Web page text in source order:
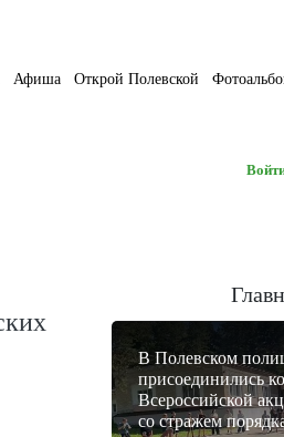
Афиша Открой Полевской
В Полевском
присоединились ко
Всероссийской
со стражем